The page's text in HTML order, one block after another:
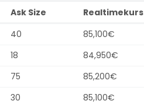
Ask Size Realtimekurs
40 85,100€
18 84,950€
75 85,200€
30 85,100€